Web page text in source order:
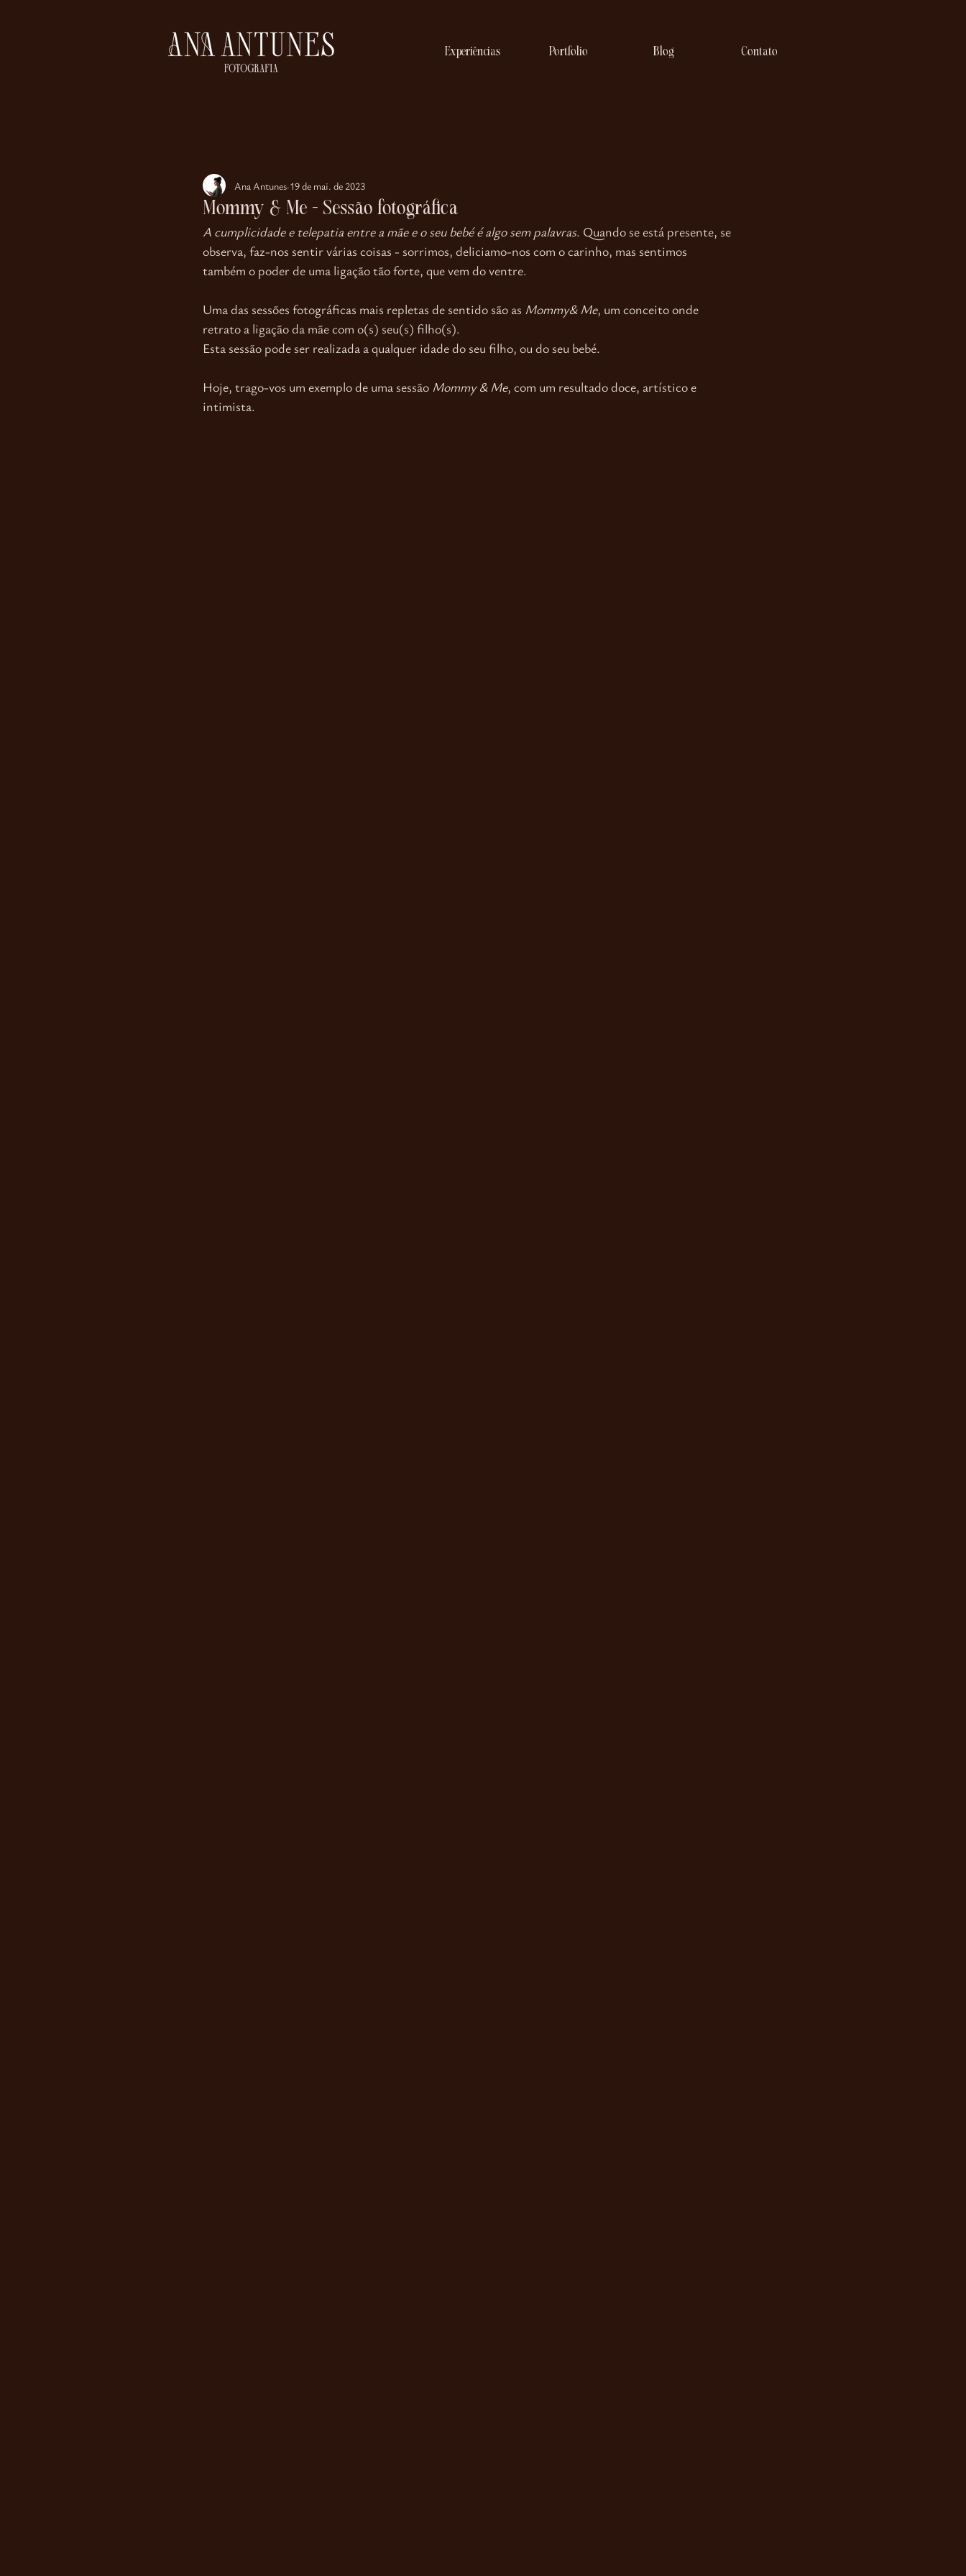
Experiências Portfolio Blog Contato
Mommy & Me - Sessão fotográfica
Ana Antunes 19 de mai. de 2023
A cumplicidade e telepatia entre a mãe e o seu bebé é algo sem palavras. Quando se está presente, se
observa, faz-nos sentir várias coisas - sorrimos, deliciamo-nos com o carinho, mas sentimos
também o poder de uma ligação tão forte, que vem do ventre.
Uma das sessões fotográficas mais repletas de sentido são as Mommy& Me, um conceito onde
retrato a ligação da mãe com o(s) seu(s) filho(s).
Esta sessão pode ser realizada a qualquer idade do seu filho, ou do seu bebé.
Hoje, trago-vos um exemplo de uma sessão Mommy & Me, com um resultado doce, artístico e
intimista.